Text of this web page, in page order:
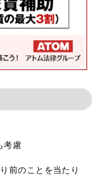
考慮
前のことを当たり